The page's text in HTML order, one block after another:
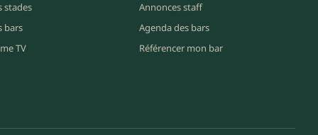
stades
bars
TV
Annonces staff
Agenda des bars
Référencer mon bar